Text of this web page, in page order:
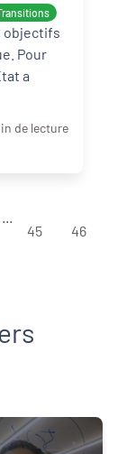
objectifs
Pour
a
de lecture
45
46